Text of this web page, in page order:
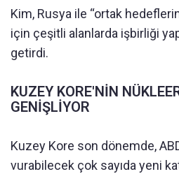
Kim, Rusya ile “ortak
için çeşitli alanlarda işbirliği
getirdi.
KUZEY KORE'NİN
GENİŞLİYOR
Kuzey Kore son dönemde,
vurabilecek çok sayıda yeni